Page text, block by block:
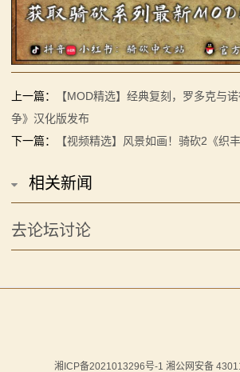
上一篇：
【MOD精选】经典复刻，罗多克与
争》汉化版发布
下一篇：
【视频精选】风景如画！骑砍2《织
相关新闻
去论坛讨论
湘ICP备2021013296号-1 湘公网安备